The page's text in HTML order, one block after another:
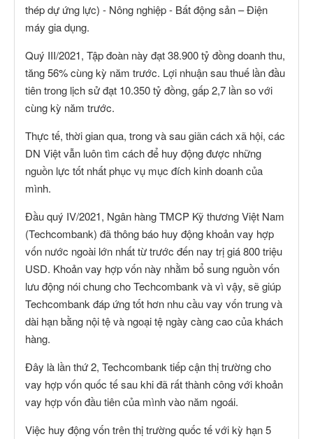
thép dự ứng lực) - Nông nghiệp - Bất động sản – Điện
máy gia dụng.
Quý III/2021, Tập đoàn này đạt 38.900 tỷ đồng doanh thu,
tăng 56% cùng kỳ năm trước. Lợi nhuận sau thuế lần đầu
tiên trong lịch sử đạt 10.350 tỷ đồng, gấp 2,7 lần so với
cùng kỳ năm trước.
Thực tế, thời gian qua, trong và sau giãn cách xã hội, các
DN Việt vẫn luôn tìm cách để huy động được những
nguồn lực tốt nhất phục vụ mục đích kinh doanh của
mình.
Đầu quý IV/2021, Ngân hàng TMCP Kỹ thương Việt Nam
(Techcombank) đã thông báo huy động khoản vay hợp
vốn nước ngoài lớn nhất từ trước đến nay trị giá 800 triệu
USD. Khoản vay hợp vốn này nhằm bổ sung nguồn vốn
lưu động nói chung cho Techcombank và vì vậy, sẽ giúp
Techcombank đáp ứng tốt hơn nhu cầu vay vốn trung và
dài hạn bằng nội tệ và ngoại tệ ngày càng cao của khách
hàng.
Đây là lần thứ 2, Techcombank tiếp cận thị trường cho
vay hợp vốn quốc tế sau khi đã rất thành công với khoản
vay hợp vốn đầu tiên của mình vào năm ngoái.
Việc huy động vốn trên thị trường quốc tế với kỳ hạn 5